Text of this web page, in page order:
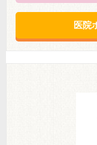
医院